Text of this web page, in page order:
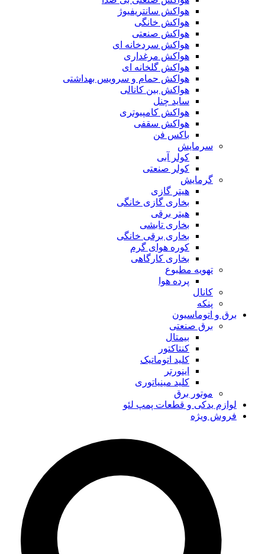
هواکش سانتریفیوژ
هواکش خانگی
هواکش صنعتی
هواکش سردخانه ای
هواکش مرغداری
هواکش گلخانه ای
هواکش حمام و سرویس بهداشتی
هواکش بین کانالی
ساید چنل
هواکش کامپیوتری
هواکش سقفی
باکس فن
سرمایش
کولر آبی
کولر صنعتی
گرمایش
هیتر گازی
بخاری گازی خانگی
هیتر برقی
بخاری تابشی
بخاری برقی خانگی
کوره هوای گرم
بخاری کارگاهی
تهویه مطبوع
پرده هوا
کانال
پنکه
برق و اتوماسیون
برق صنعتی
بیمتال
کنتاکتور
کلید اتوماتیک
اینورتر
کلید مینیاتوری
موتور برق
لوازم یدکی و قطعات پمپ لئو
فروش ویژه